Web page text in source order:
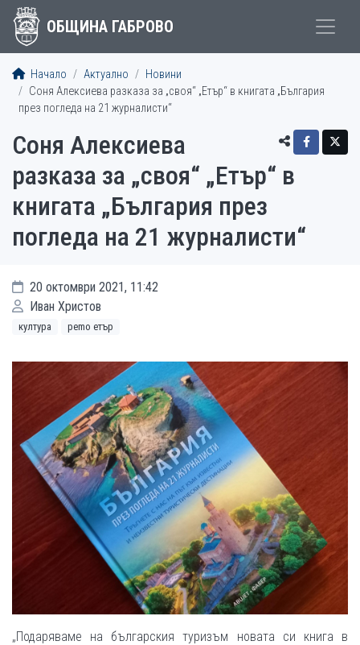
ОБЩИНА ГАБРОВО
Начало Актуално
Новини
Соня Алексиева разказа за „своя“ „Етър“ в книгата „България
през погледа на 21 журналисти“
Соня Алексиева
разказа за „своя“ „Етър“ в
книгата „България през
погледа на 21 журналисти“
20 октомври 2021, 11:42
Иван Христов
култура рemo етър
„Подаряваме на българския туризъм новата си книга в